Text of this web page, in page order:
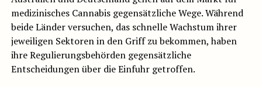
medizinisches Cannabis gegensätzliche Wege. Während
beide Länder versuchen, das schnelle Wachstum ihrer
jeweiligen Sektoren in den Griff zu bekommen, haben
ihre Regulierungsbehörden gegensätzliche
Entscheidungen über die Einfuhr getroffen.